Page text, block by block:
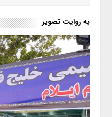
به روایت تصویر